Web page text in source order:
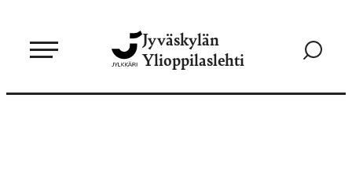
sisältöön
Jyväskylän
Ylioppilaslehti
Siirry